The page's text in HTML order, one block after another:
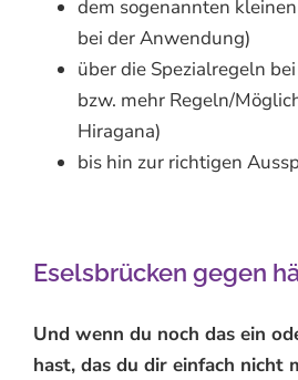
dem sogenannten
bei der Anwendung)
über die Spezialregeln
bzw. mehr Regeln/
Hiragana)
bis hin zur richtigen
Eselsbrücken gegen
Und wenn du noch das ein
hast, das du dir einfach nicht